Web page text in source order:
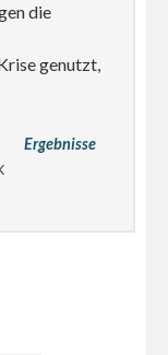
die
genutzt,
Ergebnisse